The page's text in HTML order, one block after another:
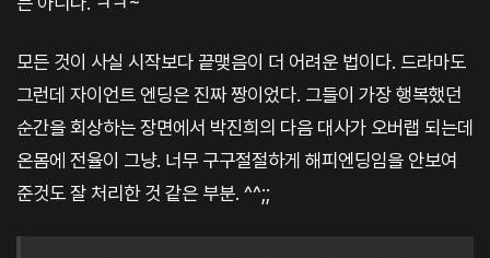
모든 것이 사실 시작보다 끝맺음이 더 어려운 법이다. 드라마도
그런데 자이언트 엔딩은 진짜 짱이었다. 그들이 가장 행복했던
순간을 회상하는 장면에서 박진희의 다음 대사가 오버랩 되는데
온몸에 전율이 그냥. 너무 구구절절하게 해피엔딩임을 안보여
준것도 잘 처리한 것 같은 부분. ^^;;